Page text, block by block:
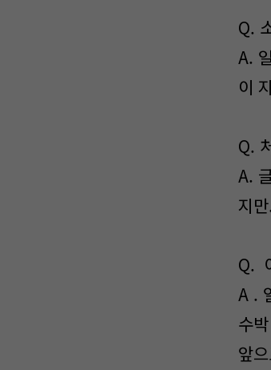
Q.
A.
이
Q.
A.
지
Q.
A .
수
앞